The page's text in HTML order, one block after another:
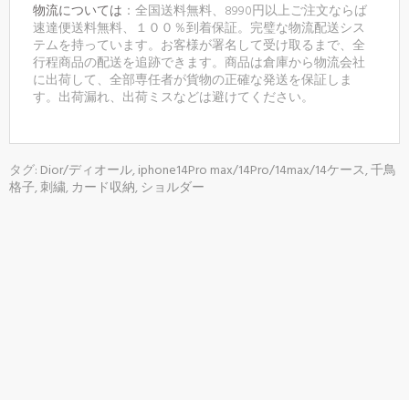
物流については ：全国送料無料、8990円以上ご注文ならば
速達便送料無料、１００％到着保証。完璧な物流配送シス
テムを持っています。お客様が署名して受け取るまで、全
行程商品の配送を追跡できます。商品は倉庫から物流会社
に出荷して、全部専任者が貨物の正確な発送を保証しま
す。出荷漏れ、出荷ミスなどは避けてください。
タグ: Dior/ディオール,iphone14Pro max/14Pro/14max/14ケース,千鳥
格子,刺繍,カード収納, ショルダー